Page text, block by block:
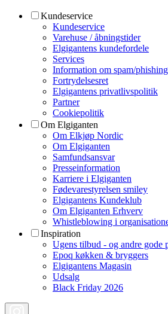
Kundeservice
Kundeservice
Varehuse / åbningstider
Elgigantens kundefordele
Services
Information om spam/
Fortrydelsesret
Elgigantens privatlivspolitik
Partner
Cookiepolitik
Om Elgiganten
Om Elkjøp Nordic
Om Elgiganten
Samfundsansvar
Presseinformation
Karriere i Elgiganten
Fødevarestyrelsen smiley
Elgigantens Kundeklub
Om Elgiganten Erhverv
Whistleblowing i
Inspiration
Ugens tilbud - og andre gode
Epoq køkken & bryggers
Elgigantens Magasin
Udsalg
Black Friday 2026